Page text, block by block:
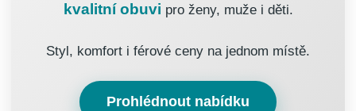
kvalitní obuvi pro ženy, muže i děti.
Styl, komfort i férové ceny na jednom místě.
Prohlédnout nabídku